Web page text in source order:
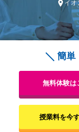
イオ
簡単
無料体験は
授業料を今